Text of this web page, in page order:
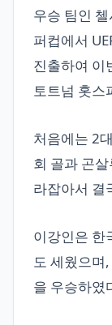
우승 팀인
퍼컵에서
진출하여 이
토트넘 홋스
처음에는 2
회 골과 곤
라잡아서 결
이강인은 한
도 세웠으며
을 우승하였